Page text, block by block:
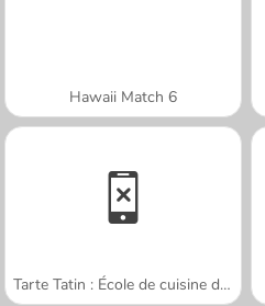
Hawaii Match 6
Tarte Tatin : École de cuisine de Sara